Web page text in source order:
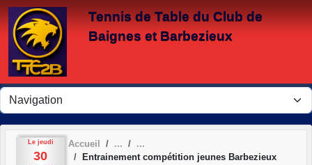
Tennis de Table du Club de
Baignes et Barbezieux
Le jeudi
30
Accueil
Entrainement compétition jeunes Barbezieux
Panneau de gestion des cookies